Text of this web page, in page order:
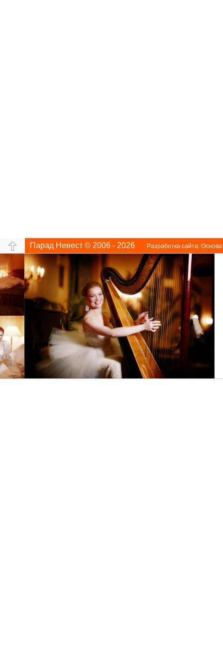
Парад Невест © 2006 - 2026 Разработка сайта: